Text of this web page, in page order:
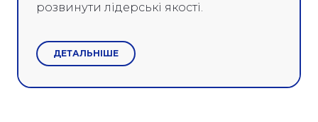
розвинути лідерські якості.
ДЕТАЛЬНІШЕ